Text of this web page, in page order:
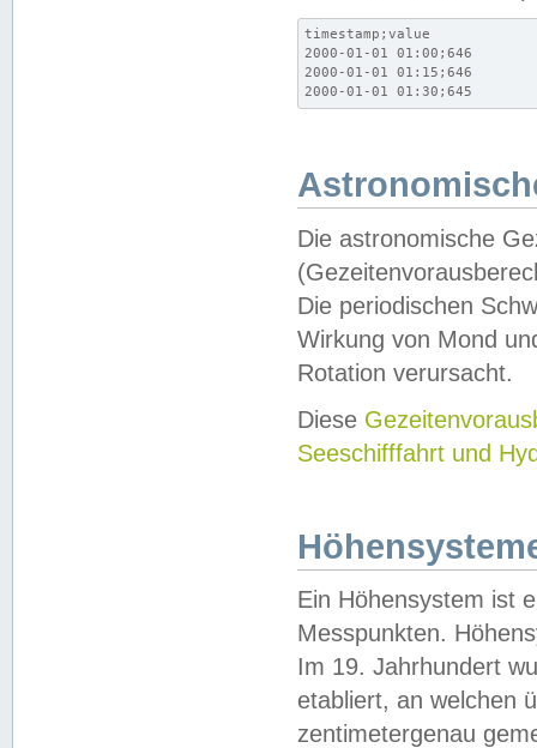
timestamp;value
2000-01-01 01:00;646
2000-01-01 01:15;646
2000-01-01 01:30;645
Die astronomische
Die periodischen
Wirkung von Mond
Rotation verursacht.
Diese
Seeschifffahrt und
Ein Höhensystem ist
Messpunkten.
Im 19. Jahrhundert
etabliert, an welchen
zentimetergenau